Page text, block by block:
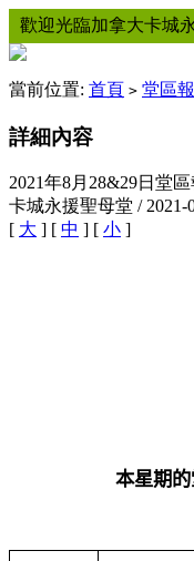
歡迎光臨加拿大卡城
當前位置: 首頁 > 堂區
詳細內容
2021年8月28&29日堂
卡城永援聖母堂 / 2021-
[ 大 ] [ 中 ] [ 小 ]
本星期